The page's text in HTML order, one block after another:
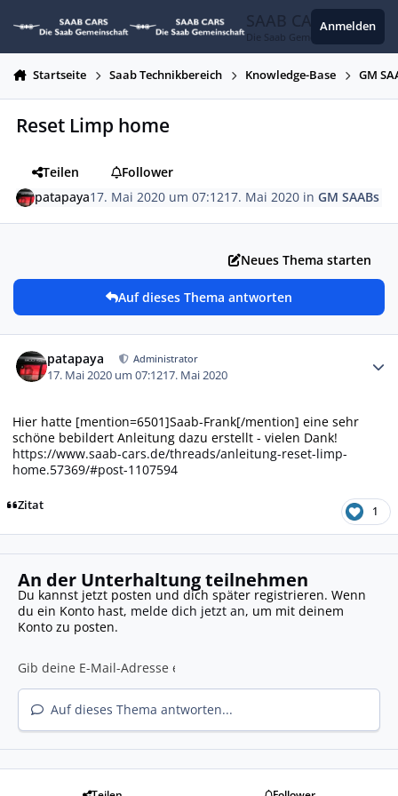
SAAB CARS
Die Saab Gemeinschaft
Anmelden
Startseite Saab Technikbereich Knowledge-Base GM
Reset Limp home
Teilen
Follower
patapaya17. Mai 2020 um 07:1217. Mai 2020 inGM SAABs
Neues Thema starten
Auf dieses Thema antworten
patapaya Administrator
17. Mai 2020 um 07:1217. Mai 2020
Hier hatte [mention=6501]Saab-Frank[/mention] eine sehr
schöne bebildert Anleitung dazu erstellt - vielen Dank!
https://www.saab-cars.de/threads/anleitung-reset-limp-
home.57369/#post-1107594
Zitat 1
An der Unterhaltung teilnehmen
Du kannst jetzt posten und dich später registrieren. Wenn
du ein Konto hast, melde dich jetzt an, um mit deinem
Konto zu posten.
Auf dieses Thema antworten...